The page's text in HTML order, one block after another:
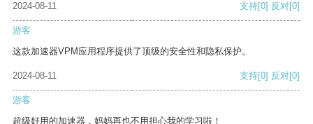
2024-08-11
支持[0] 反对[0]
游客
这款加速器VPM应用程序提供了顶级的安全性和隐私保护。
2024-08-11 支持[0] 反对[0]
游客
超级好用的加速器，妈妈再也不用担心我的学习啦！